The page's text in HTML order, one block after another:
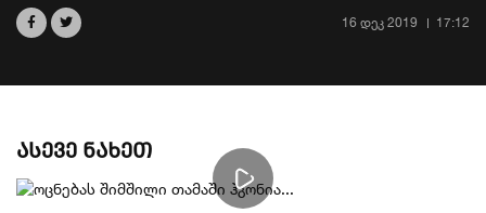
16 დეკ 2019 17:12
ასევე ნახეთ